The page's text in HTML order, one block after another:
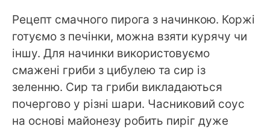
Рецепт смачного пирога з начинкою. Коржі
готуємо з печінки, можна взяти курячу чи
іншу. Для начинки використовуємо
смажені гриби з цибулею та сир із
зеленню. Сир та гриби викладаються
почергово у різні шари. Часниковий соус
на основі майонезу робить пиріг дуже